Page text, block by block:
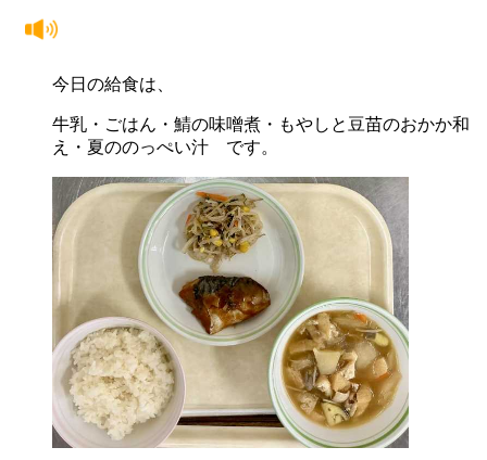
今日の給食は、
牛乳・ごはん・鯖の味噌煮・もやしと豆苗のおかか和
え・夏ののっぺい汁 です。